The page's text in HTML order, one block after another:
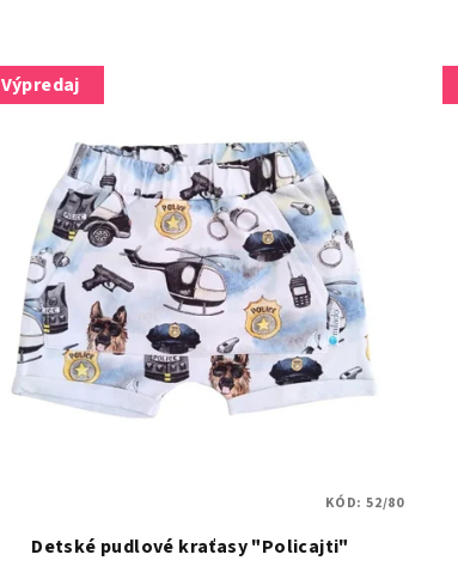
Výpredaj
Detské pudlové kraťasy "Policajti"
KÓD: 52/80